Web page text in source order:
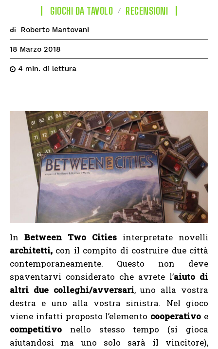
GIOCHI DA TAVOLO RECENSIONI
di Roberto Mantovani
18 Marzo 2018
4 min. di lettura
In Between Two Cities interpretate novelli
architetti, con il compito di costruire due città
contemporaneamente. Questo non deve
spaventarvi considerato che avrete l’aiuto di
altri due colleghi/avversari, uno alla vostra
destra e uno alla vostra sinistra. Nel gioco
viene infatti proposto l’elemento cooperativo e
competitivo nello stesso tempo (si gioca
aiutandosi ma uno solo sarà il vincitore),